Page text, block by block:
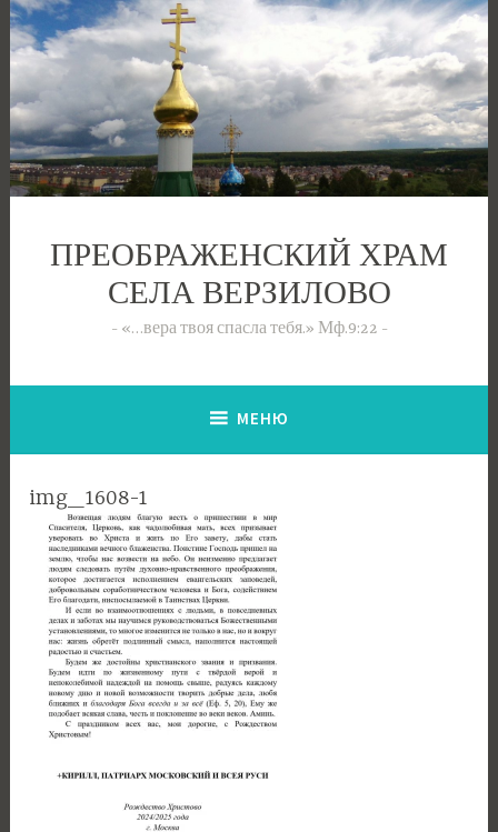
Перейти
к
содержимому
ПРЕОБРАЖЕНСКИЙ ХРАМ
СЕЛА ВЕРЗИЛОВО
«…вера твоя спасла тебя.» Мф.9:22
МЕНЮ
img_1608-1